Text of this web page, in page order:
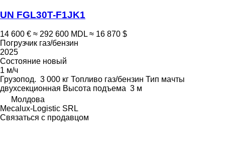
UN FGL30T-F1JK1
14 600 € ≈ 292 600 MDL ≈ 16 870 $
Погрузчик газ/бензин
2025
Состояние новый
1 м/ч
Грузопод. 3 000 кг Топливо газ/бензин Тип мачты
двухсекционная Высота подъема 3 м
Молдова
Mecalux-Logistic SRL
Связаться с продавцом